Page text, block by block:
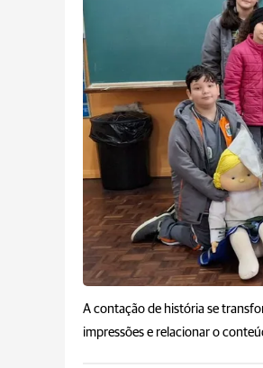
A contação de história se
impressões e relacionar o